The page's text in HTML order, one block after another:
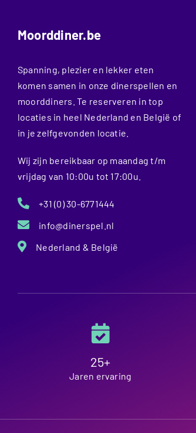
Moorddiner.be
Spanning, plezier en lekker eten
komen samen in onze dinerspellen en
moorddiners. Te reserveren in top
locaties in heel Nederland en België of
in je zelfgevonden locatie.
Wij zijn bereikbaar op maandag t/m
vrijdag van 10:00u tot 17:00u.
+31 (0) 30-6771444
info@dinerspel.nl
Nederland & België
25+
Jaren ervaring